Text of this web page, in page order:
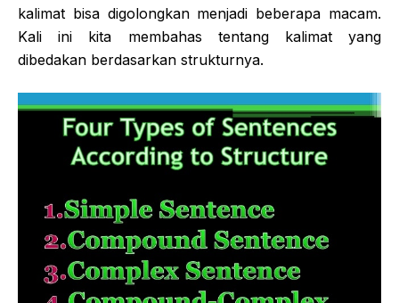
kalimat bisa digolongkan menjadi beberapa macam.
Kali ini kita membahas tentang kalimat yang
dibedakan berdasarkan strukturnya.